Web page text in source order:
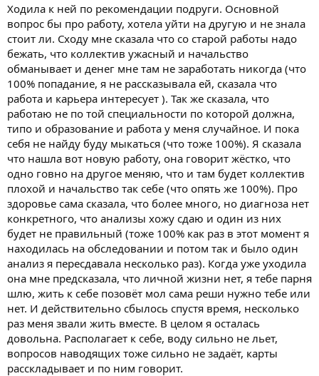
Ходила к ней по рекомендации подруги. Основной
вопрос бы про работу, хотела уйти на другую и не знала
стоит ли. Сходу мне сказала что со старой работы надо
бежать, что коллектив ужасный и начальство
обманывает и денег мне там не заработать никогда (что
100% попадание, я не рассказывала ей, сказала что
работа и карьера интересует ). Так же сказала, что
работаю не по той специальности по которой должна,
типо и образование и работа у меня случайное. И пока
себя не найду буду мыкаться (что тоже 100%). Я сказала
что нашла вот новую работу, она говорит жёстко, что
одно говно на другое меняю, что и там будет коллектив
плохой и начальство так себе (что опять же 100%). Про
здоровье сама сказала, что более много, но диагноза нет
конкретного, что анализы хожу сдаю и один из них
будет не правильный (тоже 100% как раз в этот момент я
находилась на обследовании и потом так и было один
анализ я пересдавала несколько раз). Когда уже уходила
она мне предсказала, что личной жизни нет, я тебе парня
шлю, жить к себе позовёт мол сама реши нужно тебе или
нет. И действительно сбылось спустя время, несколько
раз меня звали жить вместе. В целом я осталась
довольна. Располагает к себе, воду сильно не льет,
вопросов наводящих тоже сильно не задаёт, карты
расскладывает и по ним говорит.